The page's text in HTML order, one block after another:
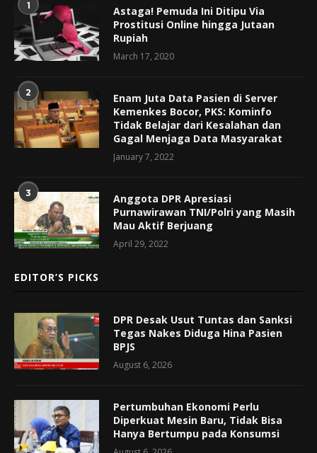
1
Astaga! Pemuda Ini Ditipu Via
Prostitusi Online hingga Jutaan
Rupiah
March 17, 2020
2
Enam Juta Data Pasien di Server
Kemenkes Bocor, PKS: Kominfo
Tidak Belajar dari Kesalahan dan
Gagal Menjaga Data Masyarakat
January 7, 2022
3
Anggota DPR Apresiasi
Purnawirawan TNI/Polri yang Masih
Mau Aktif Berjuang
April 29, 2022
EDITOR’S PICKS
DPR Desak Usut Tuntas dan Sanksi
Tegas Nakes Diduga Hina Pasien
BPJS
August 6, 2026
Pertumbuhan Ekonomi Perlu
Diperkuat Mesin Baru, Tidak Bisa
Hanya Bertumpu pada Konsumsi